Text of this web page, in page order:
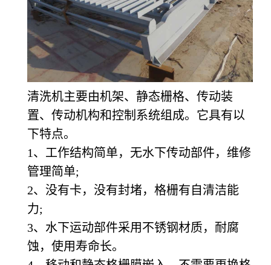
清洗机主要由机架、静态栅格、传动装
置、传动机构和控制系统组成。它具有以
下特点。
1、工作结构简单，无水下传动部件，维修
管理简单;
2、没有卡，没有封堵，格栅有自清洁能
力;
3、水下运动部件采用不锈钢材质，耐腐
蚀，使用寿命长。